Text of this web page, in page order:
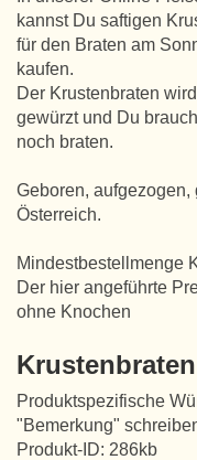
kannst Du saftigen
für den Braten am
kaufen.
Der Krustenbraten
gewürzt und Du
noch braten.
Geboren,
Österreich.
Mindestbestellmenge
Der hier angeführte
ohne Knochen
Produktspezifische
"Bemerkung"
Produkt-ID: 286kb